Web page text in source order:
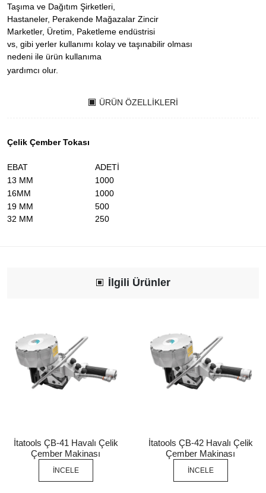
Taşıma ve Dağıtım Şirketleri,
Hastaneler, Perakende Mağazalar Zincir
Marketler, Üretim, Paketleme endüstrisi
vs, gibi yerler kullanımı kolay ve taşınabilir olması
nedeni ile ürün kullanıma
yardımcı olur.
ÜRÜN ÖZELLIKLERI
Çelik Çember Tokası
EBAT
ADETİ
13 MM
1000
16MM
1000
19 MM
500
32 MM
250
İlgili Ürünler
İtatools ÇB-41 Havalı Çelik
Çember Makinası
İNCELE
İtatools ÇB-42 Havalı Çelik
Çember Makinası
İNCELE